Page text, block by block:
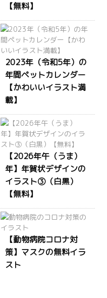
【無料】
2023年（令和5年）の
年間ペットカレンダー
【かわいいイラスト満
載】
【2026年午（うま）
年】年賀状デザインの
イラスト③（白黒）
【無料】
【動物病院コロナ対
策】マスクの無料イラ
スト